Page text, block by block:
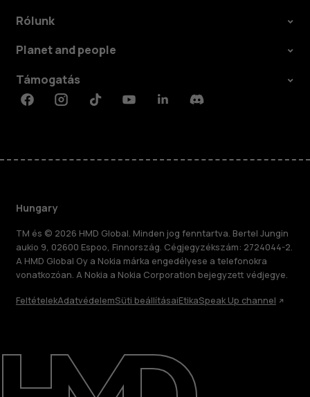
Rólunk
Javítás, újrafelhasználás, újrahasznosítás
Rólunk
Planet and people
Támogatás
FacebookInstagramTiktokYoutubeLinkedinDiscord
Hungary
TM és © 2026 HMD Global. Minden jog fenntartva. Bertel Jungin
aukio 9, 02600 Espoo, Finnország. Cégjegyzékszám: 2724044-2.
A HMD Global Oy a Nokia márka engedélyese a telefonokra
vonatkozóan. A Nokia a Nokia Corporation bejegyzett védjegye.
FeltételekAdatvédelemSüti beállításaiEtikaSpeak Up channel